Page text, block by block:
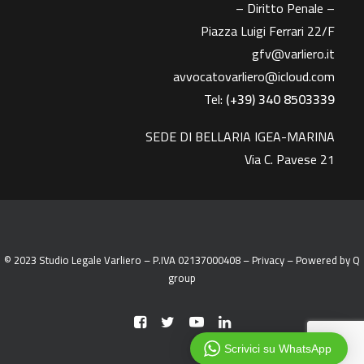
– Diritto Penale –
Piazza Luigi Ferrari 22/F
gfv@varliero.it
avvocatovarliero@icloud.com
Tel: (+39) 340 8503339
SEDE DI BELLARIA IGEA-MARINA
Via C. Pavese 21
© 2023 Studio Legale Varliero – P.IVA 02137000408 –Privacy– Powered byQ
group
Scrivici su WhatsApp